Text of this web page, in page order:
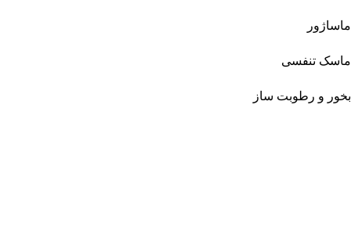
ماساژور
ماسک تنفسی
بخور و رطوبت ساز